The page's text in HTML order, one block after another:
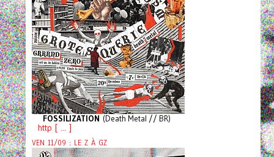
FOSSILIZATION (Death Metal // BR)
http [ ... ]
VEN 11/09 : LE Z À GZ